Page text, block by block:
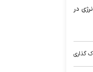
در
گذاری